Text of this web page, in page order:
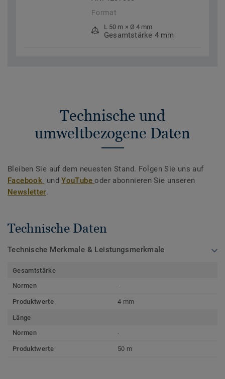
Format
L 50 m × Ø 4 mm
Gesamtstärke 4 mm
Technische und
umweltbezogene Daten
Bleiben Sie auf dem neuesten Stand. Folgen Sie uns auf
Facebook undYouTubeoder abonnieren Sie unseren
Newsletter.
Technische Daten
Technische Merkmale & Leistungsmerkmale
Gesamtstärke
Normen
-
Produktwerte 4 mm
Länge
Normen
-
Produktwerte 50 m